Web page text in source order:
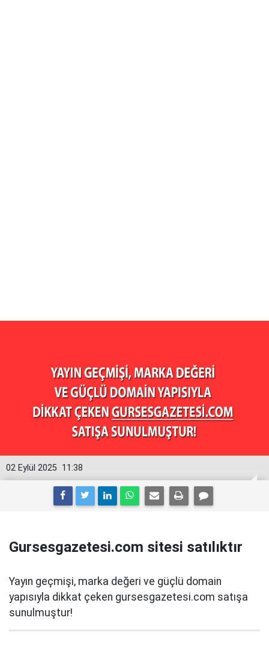
11:38
02 Eylül 2025
Gursesgazetesi.com sitesi satılıktır
Yayın geçmişi, marka değeri ve güçlü domain
yapısıyla dikkat çeken gursesgazetesi.com satışa
sunulmuştur!